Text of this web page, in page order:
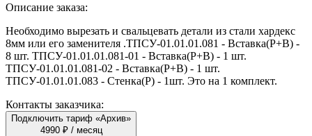
Описание заказа:
Необходимо вырезать и свальцевать детали из стали хардекс
8мм или его заменителя .ТПСУ-01.01.01.081 - Вставка(Р+В) -
8 шт. ТПСУ-01.01.01.081-01 - Вставка(Р+В) - 1 шт.
ТПСУ-01.01.01.081-02 - Вставка(Р+В) - 1 шт.
ТПСУ-01.01.01.083 - Стенка(Р) - 1шт. Это на 1 комплект.
Контакты заказчика:
Подключить тариф «Архив»
4990 ₽ / месяц